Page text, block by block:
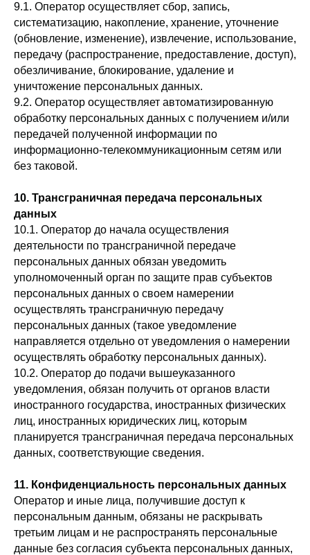
9.1. Оператор осуществляет сбор, запись,
систематизацию, накопление, хранение, уточнение
(обновление, изменение), извлечение, использование,
передачу (распространение, предоставление, доступ),
обезличивание, блокирование, удаление и
уничтожение персональных данных.
9.2. Оператор осуществляет автоматизированную
обработку персональных данных с получением и/или
передачей полученной информации по
информационно-телекоммуникационным сетям или
без таковой.
10. Трансграничная передача персональных
данных
10.1. Оператор до начала осуществления
деятельности по трансграничной передаче
персональных данных обязан уведомить
уполномоченный орган по защите прав субъектов
персональных данных о своем намерении
осуществлять трансграничную передачу
персональных данных (такое уведомление
направляется отдельно от уведомления о намерении
осуществлять обработку персональных данных).
10.2. Оператор до подачи вышеуказанного
уведомления, обязан получить от органов власти
иностранного государства, иностранных физических
лиц, иностранных юридических лиц, которым
планируется трансграничная передача персональных
данных, соответствующие сведения.
11. Конфиденциальность персональных данных
Оператор и иные лица, получившие доступ к
персональным данным, обязаны не раскрывать
третьим лицам и не распространять персональные
данные без согласия субъекта персональных данных,